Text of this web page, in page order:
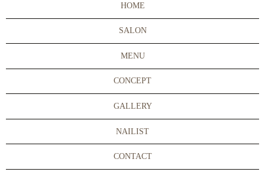
HOME
SALON
MENU
CONCEPT
GALLERY
NAILIST
CONTACT